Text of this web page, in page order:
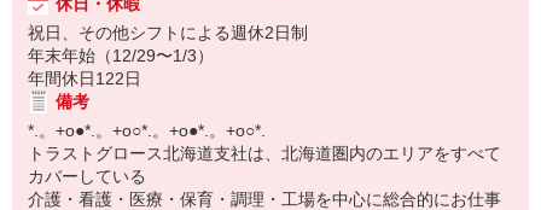
祝日、その他シフトによる週休2日制
年末年始（12/29〜1/3）
年間休日122日
備考
*.。+o●*.。+o○*.。+o●*.。+o○*.
トラストグロース北海道支社は、北海道圏内のエリアをすべて
カバーしている
介護・看護・医療・保育・調理・工場を中心に総合的にお仕事